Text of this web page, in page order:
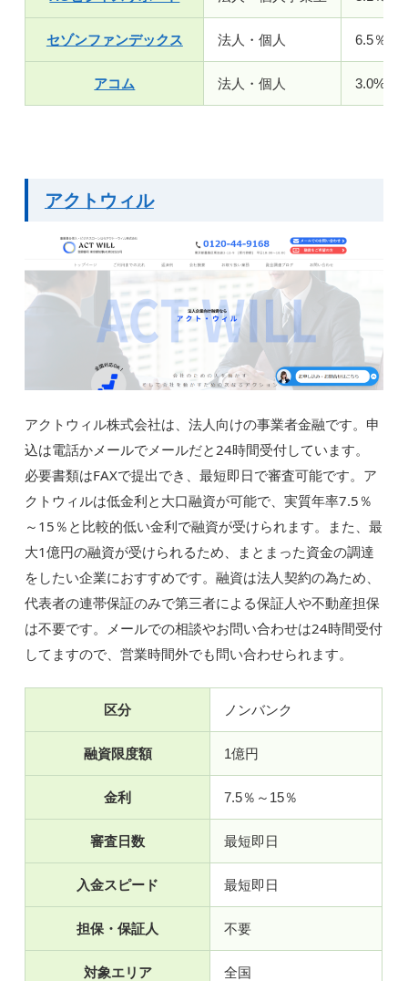
セゾンファンデックス 法人・個人 6.5％～
アコム 法人・個人 3.0%～
アクトウィル
アクトウィル株式会社は、法人向けの事業者金融です。申
込は電話かメールでメールだと24時間受付しています。
必要書類はFAXで提出でき、最短即日で審査可能です。ア
クトウィルは低金利と大口融資が可能で、実質年率7.5％
～15％と比較的低い金利で融資が受けられます。また、最
大1億円の融資が受けられるため、まとまった資金の調達
をしたい企業におすすめです。融資は法人契約の為ため、
代表者の連帯保証のみで第三者による保証人や不動産担保
は不要です。メールでの相談やお問い合わせは24時間受付
してますので、営業時間外でも問い合わせられます。
区分 ノンバンク
融資限度額 1億円
金利 7.5％～15％
審査日数 最短即日
入金スピード 最短即日
担保・保証人 不要
対象エリア 全国